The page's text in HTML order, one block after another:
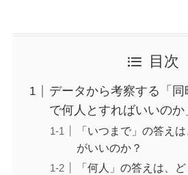
目次
データから考察する「同
で何人とすればいいのか
「いつまで」の答え
がいいのか？
「何人」の答えは、